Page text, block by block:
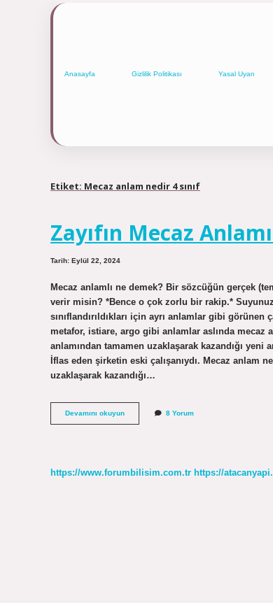
Anasayfa Gizlilik Politikası Yasal Uyarı
Etiket: Mecaz anlam nedir 4 sınıf
Zayıfın Mecaz
Tarih: Eylül 22, 2024
Mecaz anlamlı ne demek? Bir sözcüğün gerçek
verir misin? *Bence o çok zorlu bir rakip.* Suyunuz
sınıflandırıldıkları için ayrı anlamlar gibi
metafor, istiare, argo gibi anlamlar aslında
anlamından tamamen uzaklaşarak kazandığı yeni
İflas eden şirketin eski çalışanıydı. Mecaz anlam
uzaklaşarak kazandığı…
Devamını okuyunZayıfın
Mecaz
8 Yorum
https://www.forumbilisim.com.tr https://